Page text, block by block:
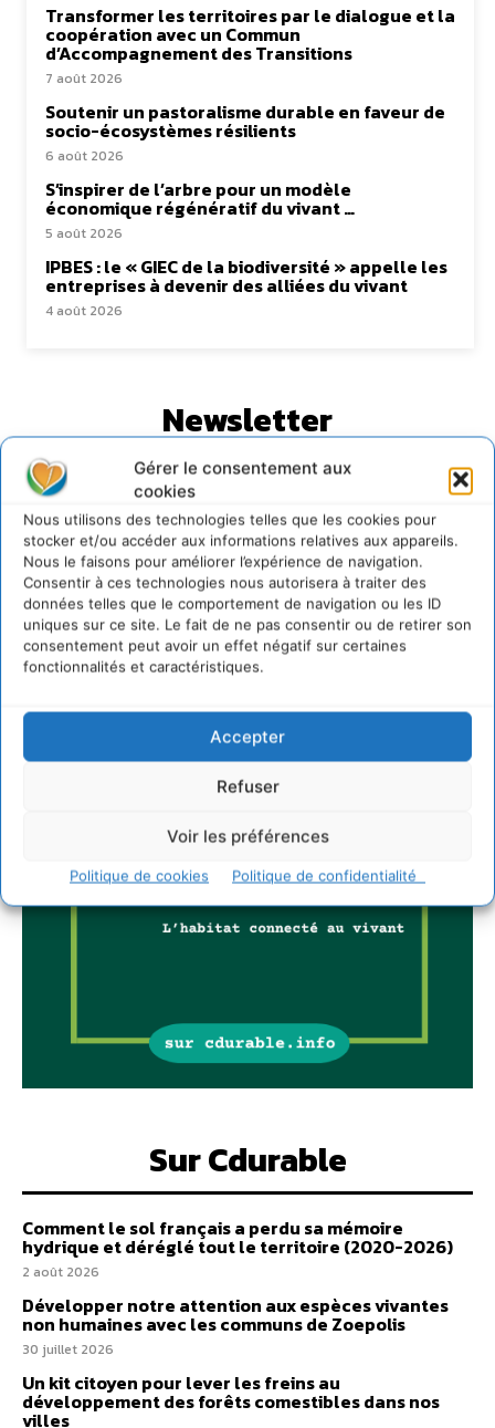
Gérer le consentement aux
cookies
Nous utilisons des technologies telles que les cookies pour
stocker et/ou accéder aux informations relatives aux appareils.
Nous le faisons pour améliorer l’expérience de navigation.
Consentir à ces technologies nous autorisera à traiter des
données telles que le comportement de navigation ou les ID
uniques sur ce site. Le fait de ne pas consentir ou de retirer son
consentement peut avoir un effet négatif sur certaines
fonctionnalités et caractéristiques.
Accepter
Refuser
Voir les préférences
Politique de cookies Politique de confidentialité
Transformer les territoires par le dialogue et la
coopération avec un Commun
d’Accompagnement des Transitions
7 août 2026
Soutenir un pastoralisme durable en faveur de
socio-écosystèmes résilients
6 août 2026
S’inspirer de l’arbre pour un modèle
économique régénératif du vivant …
5 août 2026
IPBES : le « GIEC de la biodiversité » appelle les
entreprises à devenir des alliées du vivant
4 août 2026
Newsletter
JE M'ABONNE
Sur Cdurable
Comment le sol français a perdu sa mémoire
hydrique et déréglé tout le territoire (2020-2026)
2 août 2026
Développer notre attention aux espèces vivantes
non humaines avec les communs de Zoepolis
30 juillet 2026
Un kit citoyen pour lever les freins au
développement des forêts comestibles dans nos
villes